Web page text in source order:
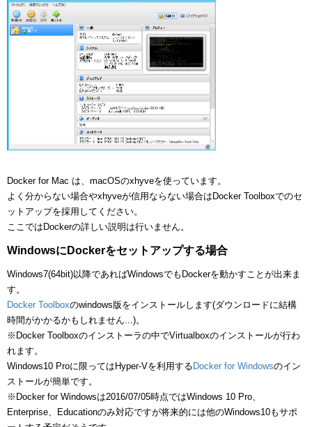
Docker for Mac は、macOSのxhyveを使っています。
よく分からない場合やxhyveが信用ならない場合はDocker Toolboxでのセ
ットアップを採用してください。
ここではDockerの詳しい説明は行いません。
WindowsにDockerをセットアップする場合
Windows7(64bit)以降であればWindowsでもDockerを動かすことが出来ま
す。
Docker Toolboxのwindows版をインストールします(ダウンロードに結構
時間がかかるかもしれません...)。
※Docker Toolboxのインストーラの中でVirtualboxのインストールが行わ
れます。
Windows10 Proに限ってはHyper-Vを利用する Docker for Windowsのイン
ストールが簡単です。
※Docker for Windowsは2016/07/05時点ではWindows 10 Pro、
Enterprise、Educationのみ対応ですが将来的には他のWindows10もサポ